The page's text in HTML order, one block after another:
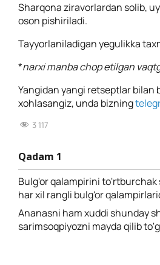
Sharqona ziravorlardan solib,
oson pishiriladi.
Tayyorlaniladigan yegulikka
*narxi manba chop etilgan
Yangidan yangi retseptlar
xohlasangiz, unda bizning
3 117
Qadam 1
Bulg'or qalampirini to'rtburchak
har xil rangli bulg'or
Ananasni ham xuddi shunday
sarimsoqpiyozni mayda qilib